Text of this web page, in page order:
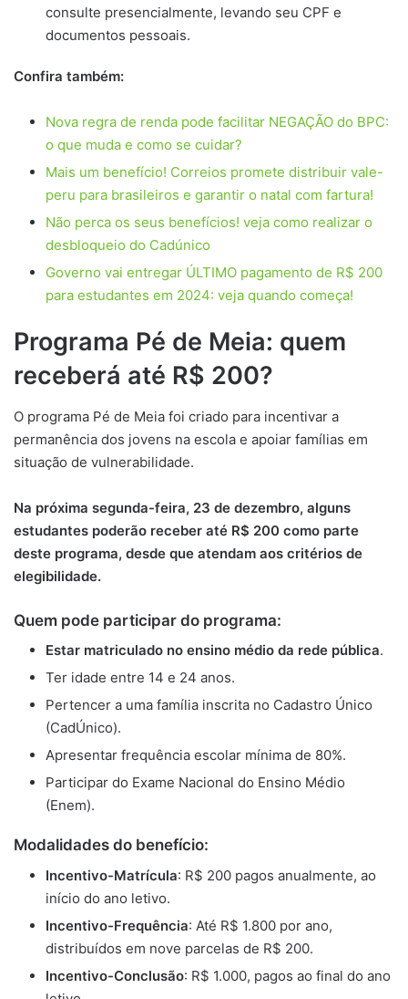
consulte presencialmente, levando seu CPF e
documentos pessoais.
Confira também:
Nova regra de renda pode facilitar NEGAÇÃO do BPC:
o que muda e como se cuidar?
Mais um benefício! Correios promete distribuir vale-
peru para brasileiros e garantir o natal com fartura!
Não perca os seus benefícios! veja como realizar o
desbloqueio do Cadúnico
Governo vai entregar ÚLTIMO pagamento de R$ 200
para estudantes em 2024: veja quando começa!
Programa Pé de Meia: quem
receberá até R$ 200?
O programa Pé de Meia foi criado para incentivar a
permanência dos jovens na escola e apoiar famílias em
situação de vulnerabilidade.
Na próxima segunda-feira, 23 de dezembro, alguns
estudantes poderão receber até R$ 200 como parte
deste programa, desde que atendam aos critérios de
elegibilidade.
Quem pode participar do programa:
Estar matriculado no ensino médio da rede pública.
Ter idade entre 14 e 24 anos.
Pertencer a uma família inscrita no Cadastro Único
(CadÚnico).
Apresentar frequência escolar mínima de 80%.
Participar do Exame Nacional do Ensino Médio
(Enem).
Modalidades do benefício:
Incentivo-Matrícula: R$ 200 pagos anualmente, ao
início do ano letivo.
Incentivo-Frequência: Até R$ 1.800 por ano,
distribuídos em nove parcelas de R$ 200.
Incentivo-Conclusão: R$ 1.000, pagos ao final do ano